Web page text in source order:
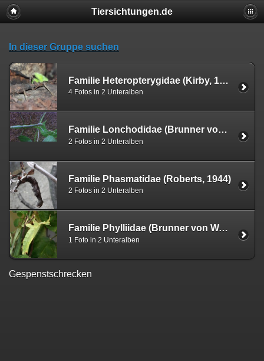
Tiersichtungen.de
In dieser Gruppe suchen
Familie Heteropterygidae (Kirby, 1896)
4 Fotos in 2 Unteralben
Familie Lonchodidae (Brunner von Wattenwyl, 1893)
2 Fotos in 2 Unteralben
Familie Phasmatidae (Roberts, 1944)
2 Fotos in 2 Unteralben
Familie Phylliidae (Brunner von Wattenwyl, 1893)
1 Foto in 2 Unteralben
Gespenstschrecken